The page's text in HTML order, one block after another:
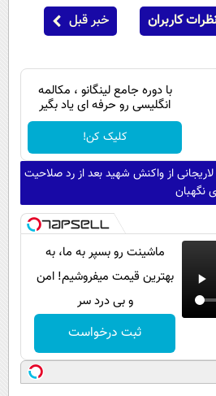
کاربران خبر قبل
با دوره جامع لینگانو ، مکالمه
انگلیسی رو حرفه ای یاد بگیر
کلیک کن!
از واکنش شهید بعد از رد صلاحیت
نگهبان
ماشینت رو بسپر به ما، به
بهترین قیمت میفروشیم! امن
و بی درد سر
ثبت درخواست